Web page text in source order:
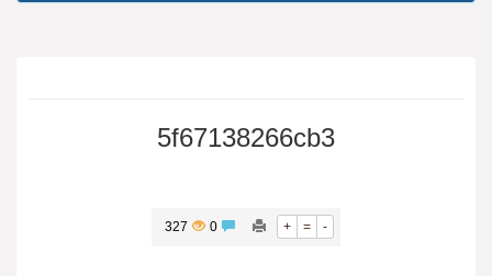
5f67138266cb3
+ = -
327